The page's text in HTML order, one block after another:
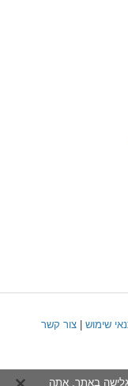
שימוש צור קשר
באתר, אתה